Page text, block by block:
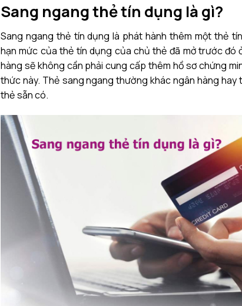
Sang ngang thẻ tín dụng là gì?
Sang ngang thẻ tín dụng là phát hành thêm một thẻ
hạn mức của thẻ tín dụng của chủ thẻ đã mở trước đó
hàng sẽ không cần phải cung cấp thêm hồ sơ chứng
thức này. Thẻ sang ngang thường khác ngân hàng hay
thẻ sẵn có.